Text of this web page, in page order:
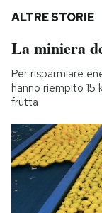
ALTRE STORIE
La miniera
Per risparmiare
hanno riempito 15
frutta